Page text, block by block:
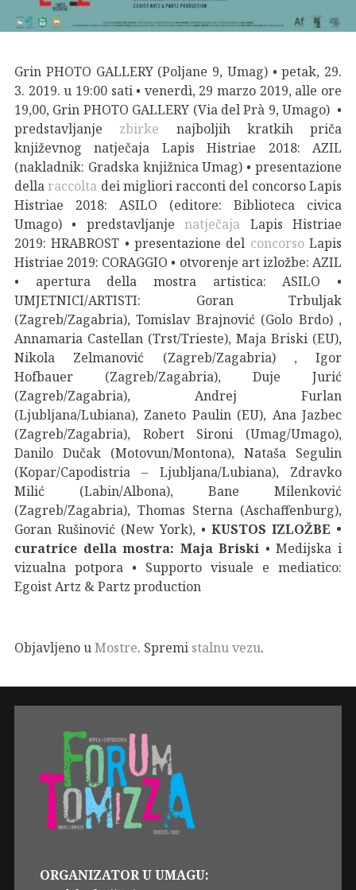
Grin PHOTO GALLERY (Poljane 9, Umag) • petak, 29.
3. 2019. u 19:00 sati • venerdì, 29 marzo 2019, alle ore
19,00, Grin PHOTO GALLERY (Via del Prà 9, Umago) •
predstavljanje zbirke najboljih kratkih priča
književnog natječaja Lapis Histriae 2018: AZIL
(nakladnik: Gradska knjižnica Umag) • presentazione
dellaraccolta dei migliori racconti del concorso Lapis
Histriae 2018: ASILO (editore: Biblioteca civica
Umago) • predstavljanjenatječaja Lapis Histriae
2019: HRABROST • presentazione del concorsoLapis
Histriae 2019: CORAGGIO • otvorenje art izložbe: AZIL
• apertura della mostra artistica: ASILO •
UMJETNICI/ARTISTI: Goran Trbuljak
(Zagreb/Zagabria), Tomislav Brajnović (Golo Brdo) ,
Annamaria Castellan (Trst/Trieste), Maja Briski (EU),
Nikola Zelmanović (Zagreb/Zagabria) , Igor
Hofbauer (Zagreb/Zagabria), Duje Jurić
(Zagreb/Zagabria), Andrej Furlan
(Ljubljana/Lubiana), Zaneto Paulin (EU), Ana Jazbec
(Zagreb/Zagabria), Robert Sironi (Umag/Umago),
Danilo Dučak (Motovun/Montona), Nataša Segulin
(Kopar/Capodistria – Ljubljana/Lubiana), Zdravko
Milić (Labin/Albona), Bane Milenković
(Zagreb/Zagabria), Thomas Sterna (Aschaffenburg),
Goran Rušinović (New York), • KUSTOS IZLOŽBE •
curatrice della mostra: Maja Briski • Medijska i
vizualna potpora • Supporto visuale e mediatico:
Egoist Artz & Partz production
Objavljeno uMostre. Spremi stalnu vezu.
ORGANIZATOR U UMAGU: